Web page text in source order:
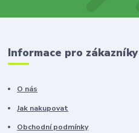
Informace pro zákazníky
O nás
Jak nakupovat
Obchodní podmínky